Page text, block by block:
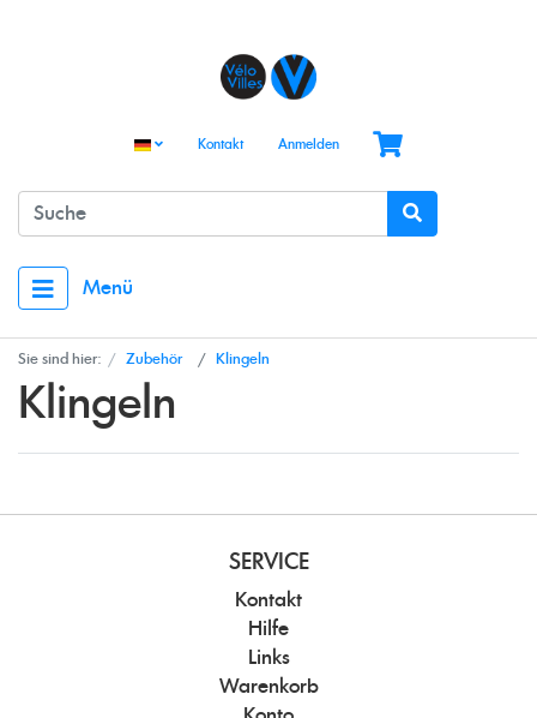
Kontakt Anmelden
Menü
Sie sind hier: Zubehör Klingeln
Klingeln
SERVICE
Kontakt
Hilfe
Links
Warenkorb